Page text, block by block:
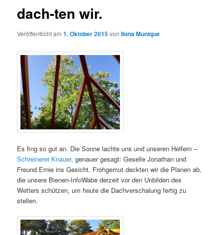
dach-ten wir.
Veröffentlicht am1. Oktober 2015vonIlona Munique
Es fing so gut an. Die Sonne lachte uns und unseren Helfern –
Schreinerei Knauer, genauer gesagt: Geselle Jonathan und
Freund Ernie ins Gesicht. Frohgemut deckten wir die Planen ab,
die unsere Bienen-InfoWabe derzeit vor den Unbilden des
Wetters schützen, um heute die Dachverschalung fertig zu
stellen.